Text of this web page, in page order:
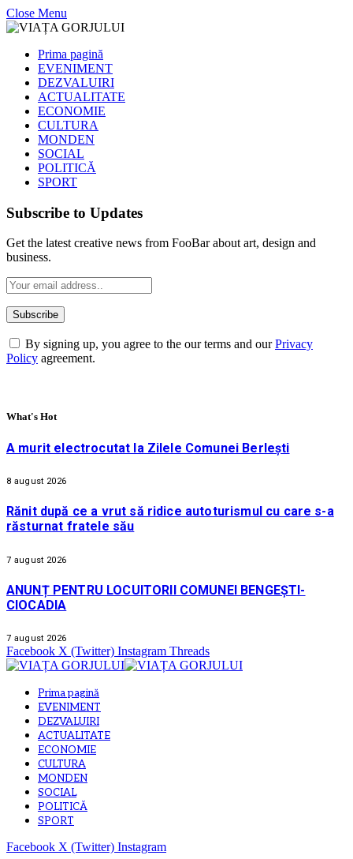
Close Menu
Prima pagină
EVENIMENT
DEZVALUIRI
ACTUALITATE
ECONOMIE
CULTURA
MONDEN
SOCIAL
POLITICĂ
SPORT
Subscribe to Updates
Get the latest creative news from FooBar about art, design and
business.
By signing up, you agree to the our terms and ourPrivacy
Policy agreement.
What's Hot
A murit electrocutat la Zilele Comunei Berlești
8 august 2026
Rănit după ce a vrut să ridice autoturismul cu care s-a
răsturnat fratele său
7 august 2026
ANUNȚ PENTRU LOCUITORII COMUNEI BENGEȘTI-
CIOCADIA
7 august 2026
Facebook X (Twitter) Instagram Threads
Prima pagină
EVENIMENT
DEZVALUIRI
ACTUALITATE
ECONOMIE
CULTURA
MONDEN
SOCIAL
POLITICĂ
SPORT
Facebook X (Twitter) Instagram